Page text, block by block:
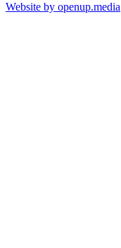
Website by openup.media